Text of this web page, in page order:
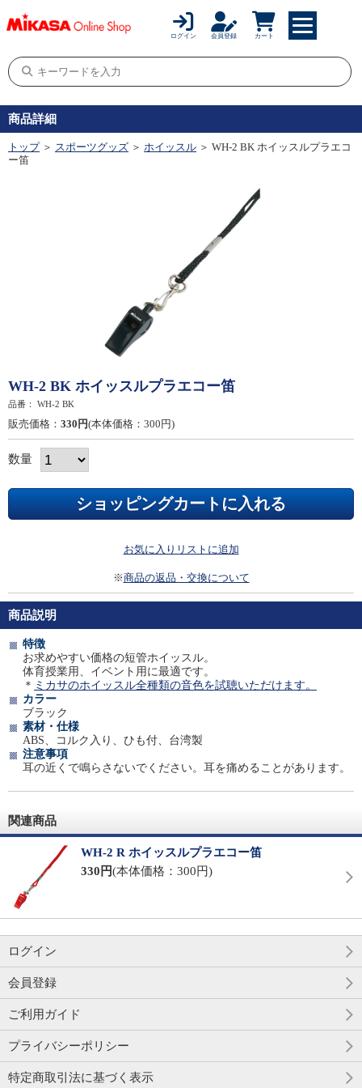
ログイン 会員登録 カート
商品詳細
トップ ＞ スポーツグッズ ＞ ホイッスル ＞ WH-2 BK ホイッスルプラエコ
ー笛
WH-2 BK ホイッスルプラエコー笛
品番： WH-2 BK
販売価格： 330円(本体価格：300円)
数量
お気に入りリストに追加
※商品の返品・交換について
商品説明
特徴
お求めやすい価格の短管ホイッスル。
体育授業用、イベント用に最適です。
＊ ミカサのホイッスル全種類の音色を試聴いただけます。
カラー
ブラック
素材・仕様
ABS、コルク入り、ひも付、台湾製
注意事項
耳の近くで鳴らさないでください。耳を痛めることがあります。
関連商品
WH-2 R ホイッスルプラエコー笛
330円(本体価格：300円)
ログイン
会員登録
ご利用ガイド
プライバシーポリシー
特定商取引法に基づく表示